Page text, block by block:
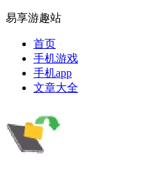
易享游趣站
首页
手机游戏
手机app
文章大全